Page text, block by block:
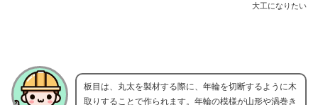
大工になりたい
板目は、丸太を製材する際に、年輪を切断するように木
取りすることで作られます。年輪の模様が山形や渦巻き